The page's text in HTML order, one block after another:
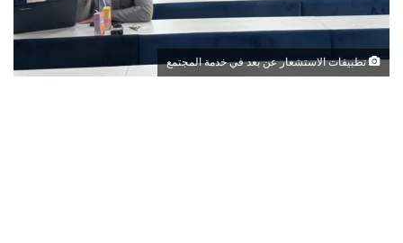
تطبيقات الاستشعار عن بعد في خدمة المجتمع